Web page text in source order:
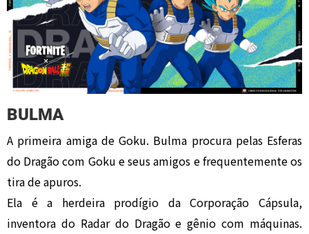
BULMA
A primeira amiga de Goku. Bulma procura pelas Esferas
do Dragão com Goku e seus amigos e frequentemente os
tira de apuros.
Ela é a herdeira prodígio da Corporação Cápsula,
inventora do Radar do Dragão e gênio com máquinas.